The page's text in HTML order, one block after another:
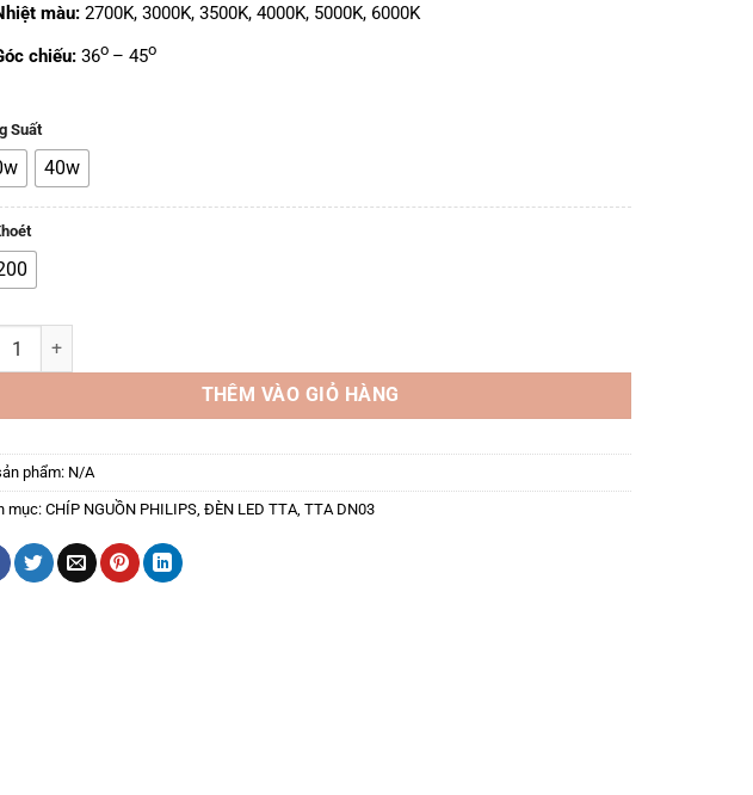
màu:2700K, 3000K, 3500K, 4000K, 5000K, 6000K
chiếu:36o – 45o
Suất
40w
LED TTA DN03-WP IP65 - 30W/40W, D200 số lượng
THÊM VÀO GIỎ HÀNG
phẩm: N/A
mục:CHÍP NGUỒN PHILIPS ĐÈN LED TTA TTA DN03